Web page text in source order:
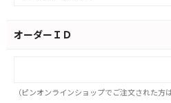
オーダーＩＤ
（ピンオンラインショップでご注文された方